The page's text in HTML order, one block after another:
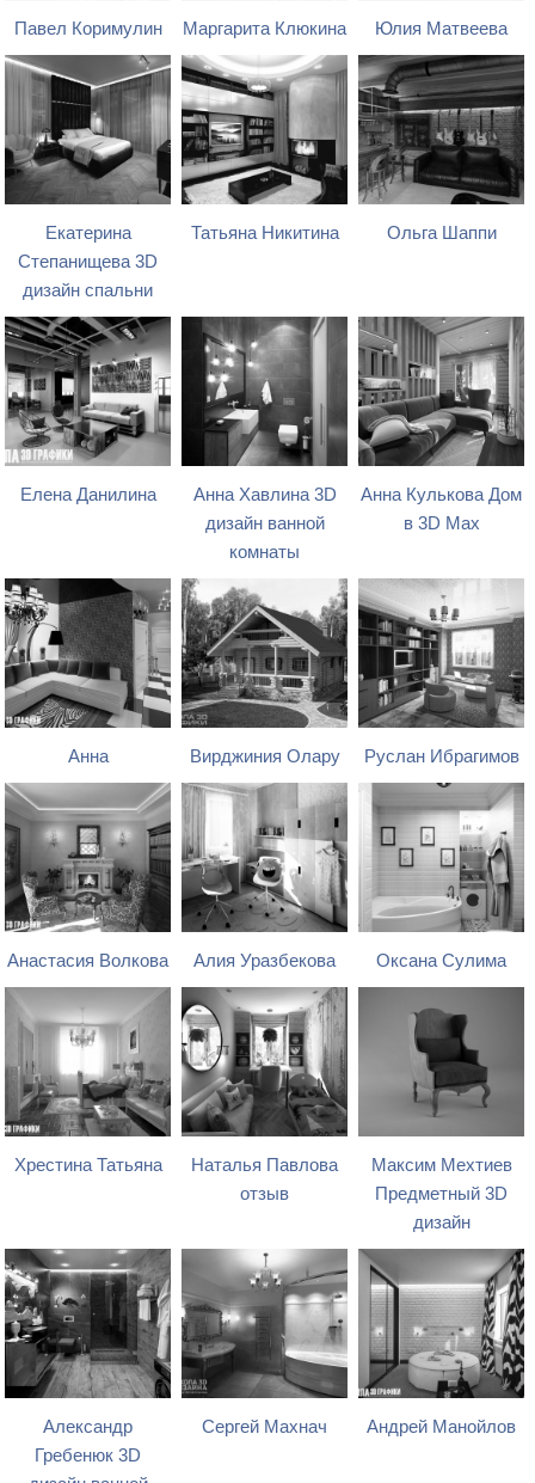
Павел Коримулин Маргарита Клюкина Юлия Матвеева
Екатерина
Степанищева 3D
дизайн спальни
Татьяна Никитина Ольга Шаппи
Елена Данилина
Анна Хавлина 3D
дизайн ванной
комнаты
Анна Кулькова Дом
в 3D Max
Анна Вирджиния Олару Руслан Ибрагимов
Анастасия Волкова Алия Уразбекова Оксана Сулима
Хрестина Татьяна
Наталья Павлова
отзыв
Максим Мехтиев
Предметный 3D
дизайн
Александр
Гребенюк 3D
Сергей Махнач Андрей Манойлов